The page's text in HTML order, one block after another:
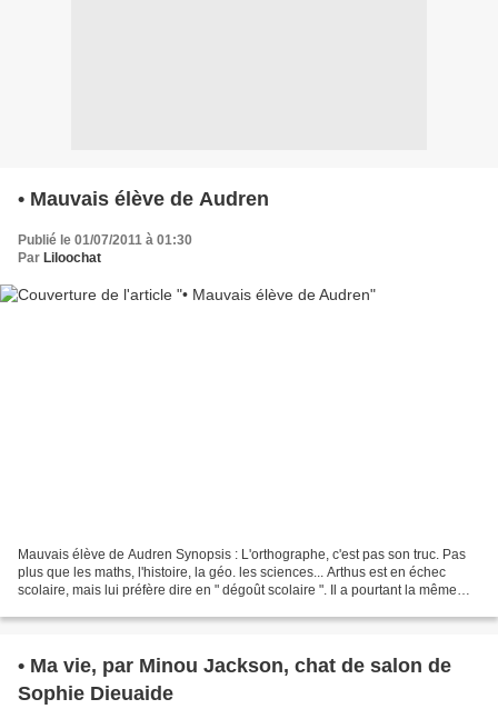
• Mauvais élève de Audren
Publié le 01/07/2011 à 01:30
Par Liloochat
Mauvais élève de Audren Synopsis : L'orthographe, c'est pas son truc. Pas
plus que les maths, l'histoire, la géo. les sciences... Arthus est en échec
scolaire, mais lui préfère dire en " dégoût scolaire ". Il a pourtant la même
• Ma vie, par Minou Jackson, chat de salon de
Sophie Dieuaide